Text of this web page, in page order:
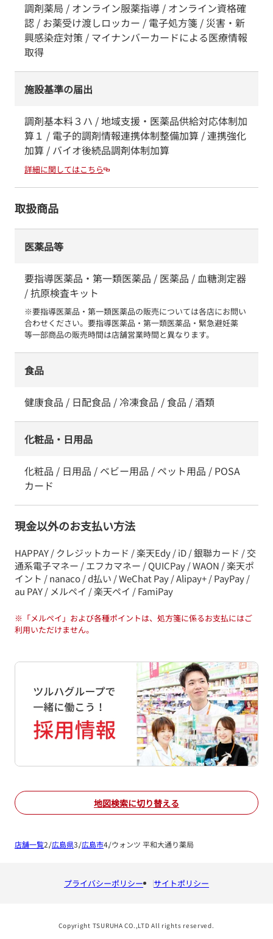
調剤薬局 / オンライン服薬指導 / オンライン資格確
認 / お薬受け渡しロッカー / 電子処方箋 / 災害・新
興感染症対策 / マイナンバーカードによる医療情報
取得
施設基準の届出
調剤基本料３ハ / 地域支援・医薬品供給対応体制加
算１ / 電子的調剤情報連携体制整備加算 / 連携強化
加算 / バイオ後続品調剤体制加算
詳細に関してはこちら
取扱商品
医薬品等
要指導医薬品・第一類医薬品 / 医薬品 / 血糖測定器
/ 抗原検査キット
※要指導医薬品・第一類医薬品の販売については各店にお問い
合わせください。要指導医薬品・第一類医薬品・緊急避妊薬
等一部商品の販売時間は店舗営業時間と異なります。
食品
健康食品 / 日配食品 / 冷凍食品 / 食品 / 酒類
化粧品・日用品
化粧品 / 日用品 / ベビー用品 / ペット用品 / POSA
カード
現金以外のお支払い方法
HAPPAY / クレジットカード / 楽天Edy / iD / 銀聯カード / 交
通系電子マネー / エフカマネー / QUICPay / WAON / 楽天ポ
イント / nanaco / d払い / WeChat Pay / Alipay+ / PayPay /
au PAY / メルペイ / 楽天ペイ / FamiPay
※ 「メルペイ」および各種ポイントは、処方箋に係るお支払にはご
利用いただけません。
地図検索に切り替える
店舗一覧 広島県 広島市 ウォンツ 平和大通り薬局
プライバシーポリシー サイトポリシー
Copyright TSURUHA CO.,LTD All rights reserved.